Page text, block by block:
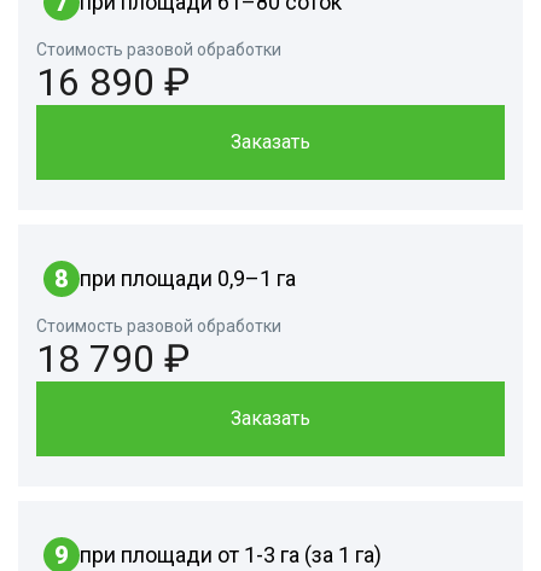
Стоимость разовой обработки
16 890 ₽
Заказать
8 при площади 0,9–1 га
Стоимость разовой обработки
18 790 ₽
Заказать
9 при площади от 1-3 га (за 1 га)